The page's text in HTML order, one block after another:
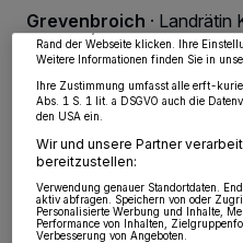
Grevenbroich · Landrätin
türkischen Generalkonsul
Antrittsbesuch im
begrüßt. Bei dem Treffen
deutsch-türkischen
11.02.2026 , 09:51 Uhr
wieder aufrufen, um Ihre Einstellungen
widerrufen, indem Sie auf den Link
Rand der Webseite klicken. Ihre
Weitere Informationen finden Sie in
Ihre Zustimmung umfasst alle erft-
Abs. 1 S. 1 lit. a DSGVO auch die
den USA ein.
Wir und unsere Partner
bereitzustellen:
Verwendung genauer Standortdaten.
aktiv abfragen. Speichern von oder
Personalisierte Werbung und Inhalte,
Performance von Inhalten,
Verbesserung von Angeboten.